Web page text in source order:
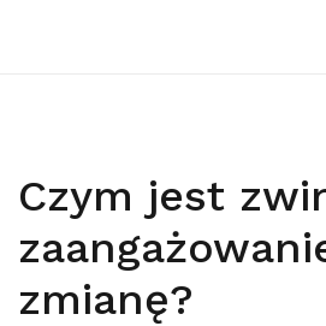
Czym jest
zmianę?